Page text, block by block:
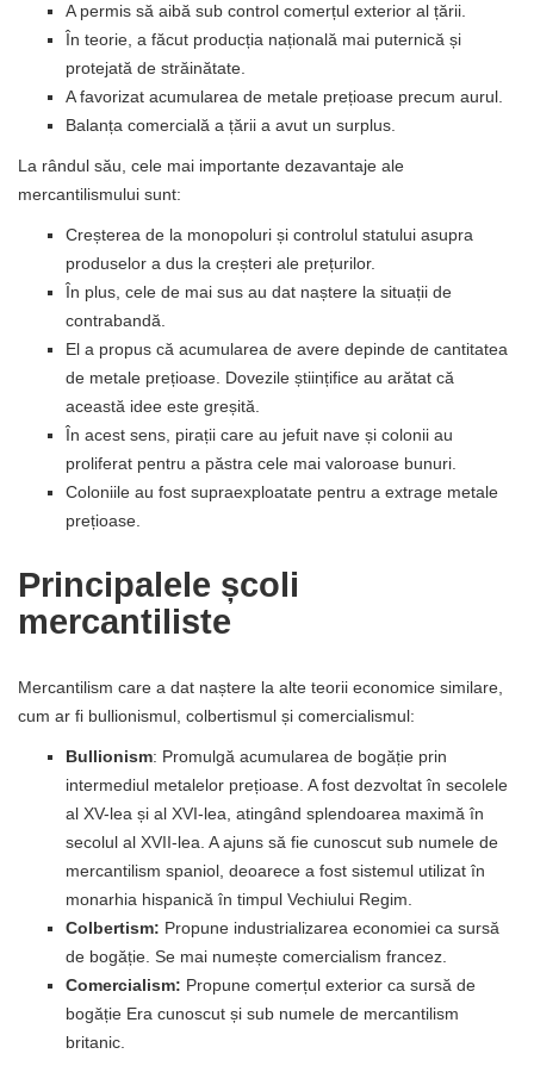
A permis să aibă sub control comerțul exterior al țării.
În teorie, a făcut producția națională mai puternică și
protejată de străinătate.
A favorizat acumularea de metale prețioase precum aurul.
Balanța comercială a țării a avut un surplus.
La rândul său, cele mai importante dezavantaje ale
mercantilismului sunt:
Creșterea de la monopoluri și controlul statului asupra
produselor a dus la creșteri ale prețurilor.
În plus, cele de mai sus au dat naștere la situații de
contrabandă.
El a propus că acumularea de avere depinde de cantitatea
de metale prețioase. Dovezile științifice au arătat că
această idee este greșită.
În acest sens, pirații care au jefuit nave și colonii au
proliferat pentru a păstra cele mai valoroase bunuri.
Coloniile au fost supraexploatate pentru a extrage metale
prețioase.
Principalele școli
mercantiliste
Mercantilism care a dat naștere la alte teorii economice similare,
cum ar fi bullionismul, colbertismul și comercialismul:
Bullionism: Promulgă acumularea de bogăție prin
intermediul metalelor prețioase. A fost dezvoltat în secolele
al XV-lea și al XVI-lea, atingând splendoarea maximă în
secolul al XVII-lea. A ajuns să fie cunoscut sub numele de
mercantilism spaniol, deoarece a fost sistemul utilizat în
monarhia hispanică în timpul Vechiului Regim.
Colbertism: Propune industrializarea economiei ca sursă
de bogăție. Se mai numește comercialism francez.
Comercialism: Propune comerțul exterior ca sursă de
bogăție Era cunoscut și sub numele de mercantilism
britanic.